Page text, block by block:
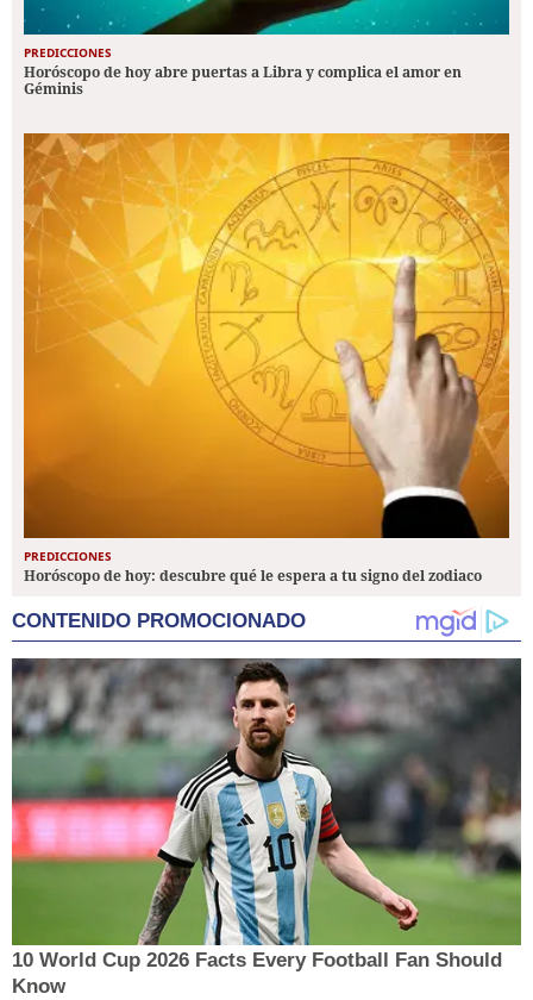
PREDICCIONES
Horóscopo de hoy abre puertas a Libra y complica el amor en
Géminis
PREDICCIONES
Horóscopo de hoy: descubre qué le espera a tu signo del zodiaco
CONTENIDO PROMOCIONADO
10 World Cup 2026 Facts Every Football Fan Should
Know